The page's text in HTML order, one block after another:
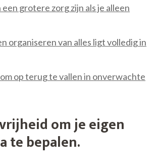
grotere zorg zijn als je alleen
organiseren van alles ligt volledig in
op terug te vallen in onverwachte
om je eigen
te bepalen.